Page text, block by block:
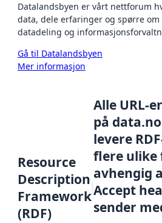
Datalandsbyen er vårt nettforum
data, dele erfaringer og spørre
datadeling og
Gå til Datalandsbyen
Mer informasjon
Resource
Description
Framework
(RDF)
Alle URL-
på
levere
flere ulike
avhengig
Accept
sender